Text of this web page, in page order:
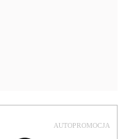
AUTOPROMOCJA